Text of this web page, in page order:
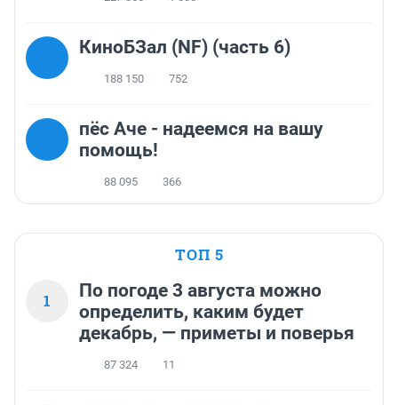
КиноБЗал (NF) (часть 6)
188 150 752
пёс Аче - надеемся на вашу
помощь!
88 095 366
ТОП 5
1
По погоде 3 августа можно
определить, каким будет
декабрь, — приметы и поверья
87 324 11